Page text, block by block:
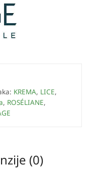
KREMA, LICE,
, ROSÉLIANE,
(0)